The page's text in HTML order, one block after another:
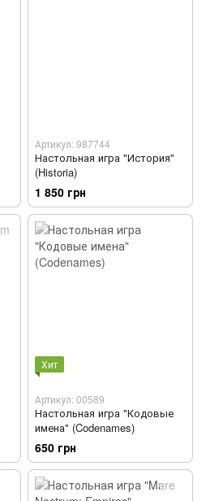
Артикул: 987744
Настольная игра "История"
(Historia)
1 850 грн
Хит
Артикул: 00589
Настольная игра "Кодовые
имена" (Codenames)
650 грн